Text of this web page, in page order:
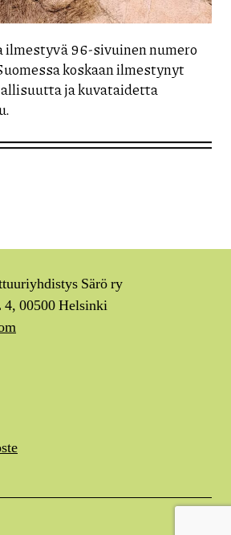
96-sivuinen numero
koskaan ilmestynyt
ja kuvataidetta
Särö ry
00500 Helsinki